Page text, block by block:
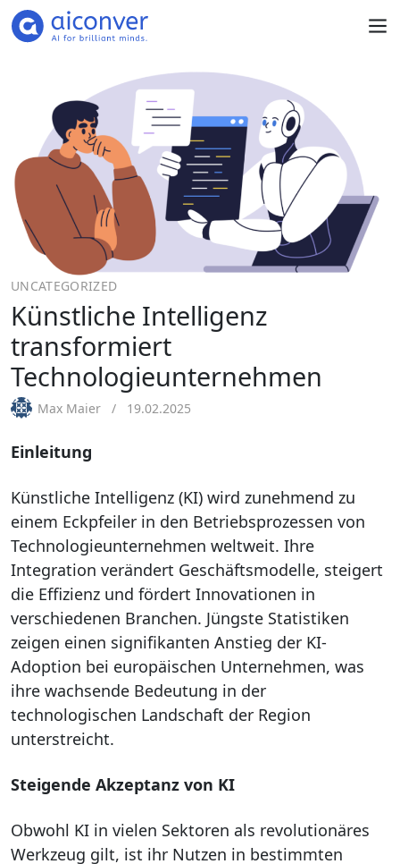
UNCATEGORIZED
Künstliche Intelligenz
transformiert
Technologieunternehmen
Max Maier 19.02.2025
Einleitung
Künstliche Intelligenz (KI) wird zunehmend zu
einem Eckpfeiler in den Betriebsprozessen von
Technologieunternehmen weltweit. Ihre
Integration verändert Geschäftsmodelle, steigert
die Effizienz und fördert Innovationen in
verschiedenen Branchen. Jüngste Statistiken
zeigen einen signifikanten Anstieg der KI-
Adoption bei europäischen Unternehmen, was
ihre wachsende Bedeutung in der
technologischen Landschaft der Region
unterstreicht.
Steigende Akzeptanz von KI
Obwohl KI in vielen Sektoren als revolutionäres
Werkzeug gilt, ist ihr Nutzen in bestimmten